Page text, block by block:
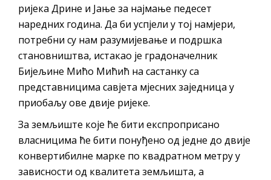
ријека Дрине и Јање за најмање педесет
наредних година. Да би успјели у тој намјери,
потребни су нам разумијевање и подршка
становништва, истакао је градоначелник
Бијељине Мићо Мићић на састанку са
представницима савјета мјесних заједница у
приобаљу ове двије ријеке.
За земљиште које ће бити експроприсано
власницима ће бити понуђено од једне до двије
конвертибилне марке по квадратном метру у
зависности од квалитета земљишта, а